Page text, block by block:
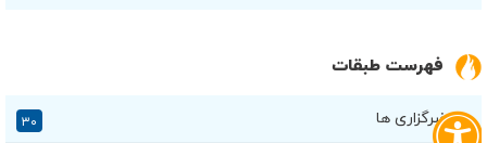
فهرست طبقات
خبرگزاری ها ۳۰